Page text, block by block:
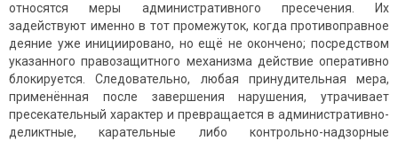
относятся меры административного пресечения. Их
задействуют именно в тот промежуток, когда противоправное
деяние уже инициировано, но ещё не окончено; посредством
указанного правозащитного механизма действие оперативно
блокируется. Следовательно, любая принудительная мера,
применённая после завершения нарушения, утрачивает
пресекательный характер и превращается в административно-
деликтные, карательные либо контрольно-надзорные